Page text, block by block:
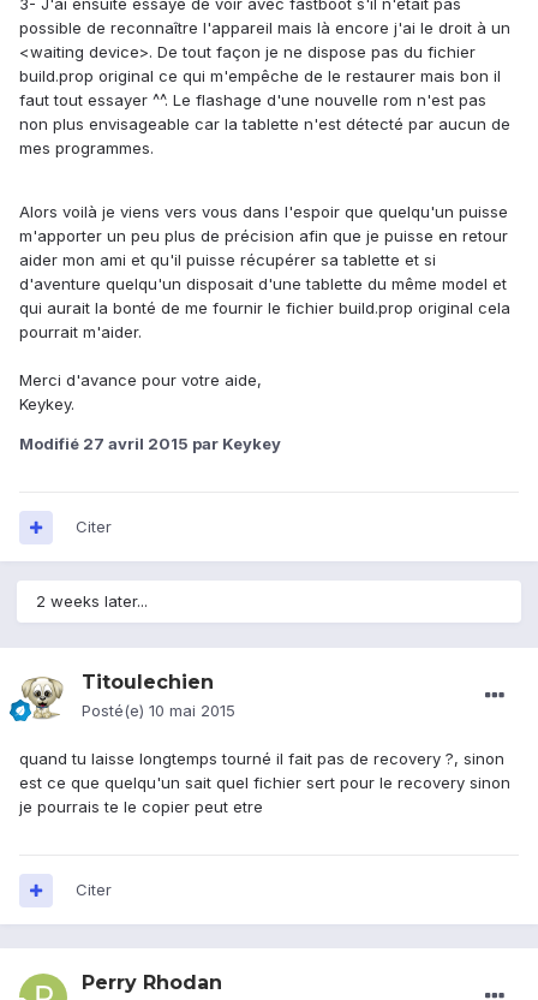
3- J'ai ensuite essayé de voir avec fastboot s'il n'était pas
possible de reconnaître l'appareil mais là encore j'ai le droit à un
<waiting device>. De tout façon je ne dispose pas du fichier
build.prop original ce qui m'empêche de le restaurer mais bon il
faut tout essayer ^^. Le flashage d'une nouvelle rom n'est pas
non plus envisageable car la tablette n'est détecté par aucun de
mes programmes.
Alors voilà je viens vers vous dans l'espoir que quelqu'un puisse
m'apporter un peu plus de précision afin que je puisse en retour
aider mon ami et qu'il puisse récupérer sa tablette et si
d'aventure quelqu'un disposait d'une tablette du même model et
qui aurait la bonté de me fournir le fichier build.prop original cela
pourrait m'aider.
Merci d'avance pour votre aide,
Keykey.
Modifié 27 avril 2015 par Keykey
Citer
2 weeks later...
Titoulechien
Posté(e) 10 mai 2015
quand tu laisse longtemps tourné il fait pas de recovery ?, sinon
est ce que quelqu'un sait quel fichier sert pour le recovery sinon
je pourrais te le copier peut etre
Citer
Perry Rhodan